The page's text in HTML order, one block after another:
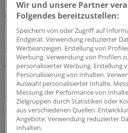
Gefahr meistens überschätzt
Thoraxschmerzen bei
selten kardiale Ursachen
Wird der Rettungsdienst
Jugendlicher plötzlich unter
die Ursache meistens gutartig
Ursprungs. Auffällige
Alarmzeichen.
05.08.2026
Wir und unsere Partner
Folgendes bereitzustellen:
Speichern von oder Zugriff auf
Endgerät. Verwendung reduzierter
Werbeanzeigen. Erstellung von
Werbung. Verwendung von Profilen
personalisierter Werbung. Erstellung
Personalisierung von Inhalten.
Auswahl personalisierter Inhalte.
Messung der Performance von
Zielgruppen durch Statistiken oder
aus verschiedenen Quellen.
Angebote. Verwendung reduzierter
Inhalten.